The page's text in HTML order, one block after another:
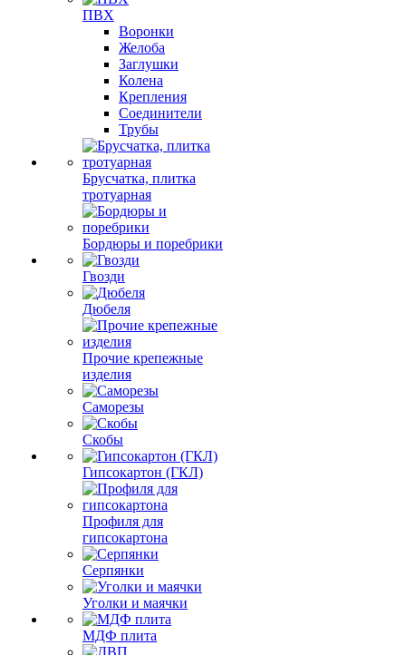
ПВХ
Воронки
Желоба
Заглушки
Колена
Крепления
Соединители
Трубы
Брусчатка, плитка
тротуарная
Бордюры и поребрики
Гвозди
Дюбеля
Прочие крепежные
изделия
Саморезы
Скобы
Гипсокартон (ГКЛ)
Профиля для
гипсокартона
Серпянки
Уголки и маячки
МДФ плита